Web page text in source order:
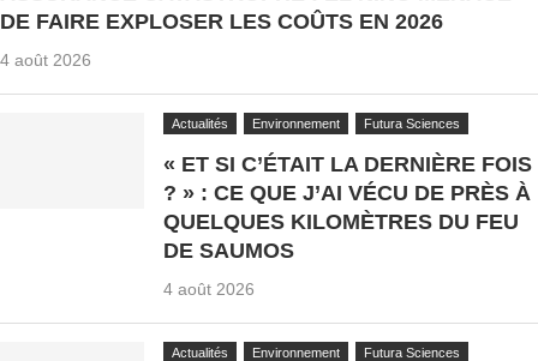
DE FAIRE EXPLOSER LES COÛTS EN 2026
4 août 2026
Actualités Environnement Futura Sciences
« ET SI C’ÉTAIT LA DERNIÈRE FOIS
? » : CE QUE J’AI VÉCU DE PRÈS À
QUELQUES KILOMÈTRES DU FEU
DE SAUMOS
4 août 2026
Actualités Environnement Futura Sciences